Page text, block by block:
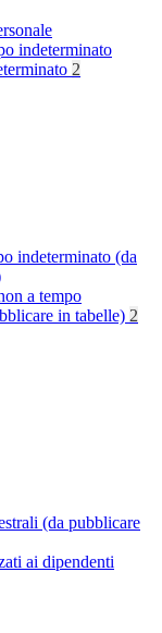
indeterminato
2
indeterminato (da
a tempo
in tabelle) 2
(da pubblicare
ai dipendenti